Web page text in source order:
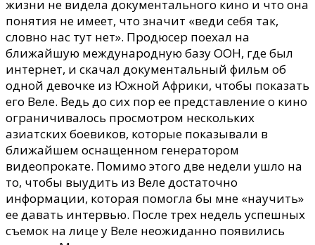
жизни не видела документального кино и что она
понятия не имеет, что значит «веди себя так,
словно нас тут нет». Продюсер поехал на
ближайшую международную базу ООН, где был
интернет, и скачал документальный фильм об
одной девочке из Южной Африки, чтобы показать
его Веле. Ведь до сих пор ее представление о кино
ограничивалось просмотром нескольких
азиатских боевиков, которые показывали в
ближайшем оснащенном генератором
видеопрокате. Помимо этого две недели ушло на
то, чтобы выудить из Веле достаточно
информации, которая помогла бы мне «научить»
ее давать интервью. После трех недель успешных
съемок на лице у Веле неожиданно появились